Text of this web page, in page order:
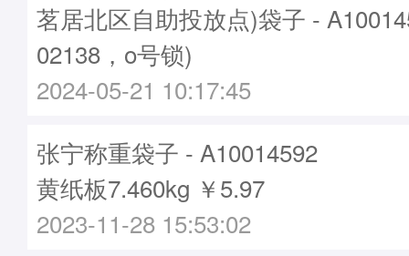
茗居北区自助投放点)袋子 -
02138，o号锁)
2024-05-21 10:17:45
张宁称重袋子 - A10014592
黄纸板7.460kg ￥5.97
2023-11-28 15:53:02